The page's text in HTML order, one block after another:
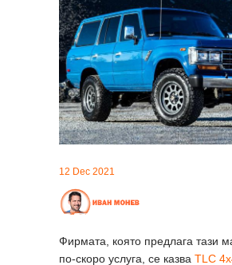
12 Dec 2021
Фирмата, която предлага тази
по-скоро услуга, се казва TLC